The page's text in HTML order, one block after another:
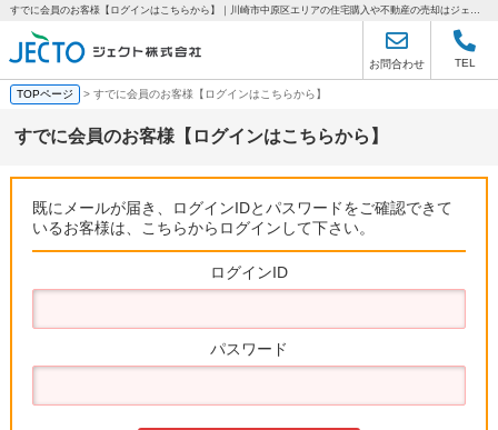
すでに会員のお客様【ログインはこちらから】｜川崎市中原区エリアの住宅購入や不動産の売却はジェクトへ
お問合わせ TEL
TOPページ > すでに会員のお客様【ログインはこちらから】
すでに会員のお客様【ログインはこちらから】
既にメールが届き、ログインIDとパスワードをご確認できて
いるお客様は、こちらからログインして下さい。
ログインID
パスワード